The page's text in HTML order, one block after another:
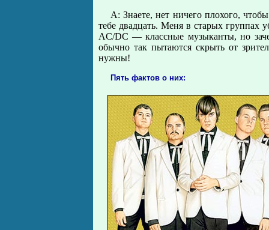
А: Знаете, нет ничего плохого,
тебе двадцать. Меня в старых группах
AC/DC — классные музыканты, но
обычно так пытаются скрыть от
нужны!
Пять фактов о них: